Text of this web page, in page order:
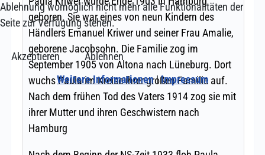
Ablehnung womöglich nicht mehr alle Funktionalitäten der
Seite zur Verfügung stehen.
Akzeptieren
Ablehnen
Weitere Informationen|Impressum